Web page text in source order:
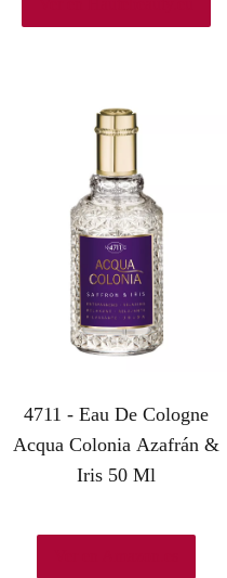
4711 - Eau De Cologne
Acqua Colonia Azafrán &
Iris 50 Ml